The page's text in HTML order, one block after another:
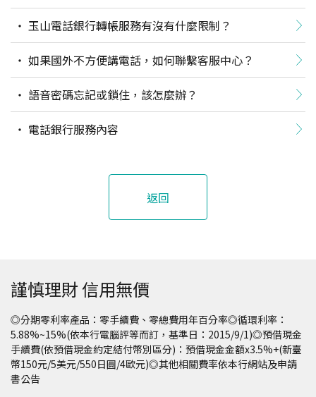
玉山電話銀行轉帳服務有沒有什麼限制？
如果國外不方便講電話，如何聯繫客服中心？
語音密碼忘記或鎖住，該怎麼辦？
電話銀行服務內容
返回
謹慎理財 信用無價
◎分期零利率產品：零手續費、零總費用年百分率◎循環利率：
5.88%~15%(依本行電腦評等而訂，基準日：2015/9/1)◎預借現金
手續費(依預借現金約定結付幣別區分)：預借現金金額x3.5%+(新臺
幣150元/5美元/550日圓/4歐元)◎其他相關費率依本行網站及申請
書公告